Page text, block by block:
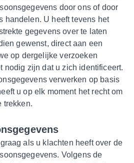
door ons of door
handelen. U heeft tevens het
gegevens over te laten
gewenst, direct aan een
op dergelijke verzoeken
nodig zijn dat u zich identificeert.
verwerken op basis
u op elk moment het recht om
trekken.
als u klachten heeft over de
Volgens de